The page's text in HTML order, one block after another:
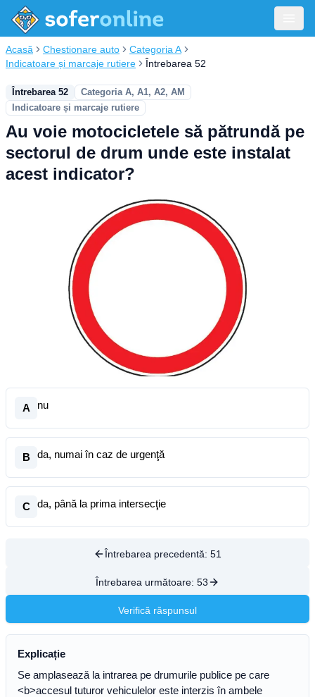
Acasă Chestionare auto
Categoria A
Indicatoare și marcaje rutiere
Întrebarea 52
Întrebarea 52
Categoria A, A1, A2, AM
Indicatoare și marcaje rutiere
Au voie motocicletele să pătrundă pe
sectorul de drum unde este instalat
acest indicator?
A nu
B da, numai în caz de urgenţă
C da, până la prima intersecţie
Întrebarea precedentă: 51
Întrebarea următoare: 53
Verifică răspunsul
Explicație
Se amplasează la intrarea pe drumurile publice pe care
<b>accesul tuturor vehiculelor este interzis în ambele